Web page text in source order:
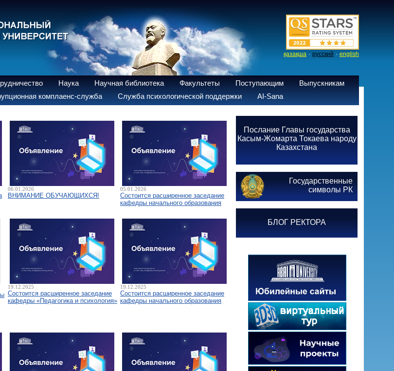
қазақша · русский · english
Наука Научная библиотека Факультеты Поступающим
Выпускникам
комплаенс-служба Служба психологической поддержки AI-Sana
06.01.2026
ВНИМАНИЕ ОБУЧАЮЩИХСЯ!
05.01.2026
Состоится расширенное заседание
кафедры начального образования
19.12.2025
Состоится расширенное заседание
кафедры «Педагогика и психология»
19.12.2025
Состоится расширенное заседание
кафедры начального образования
Послание Главы государства
Касым-Жомарта Токаева народу
Казахстана
Государственные
символы РК
БЛОГ РЕКТОРА